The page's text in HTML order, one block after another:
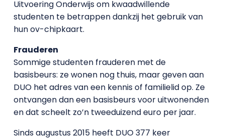
Uitvoering Onderwijs om kwaadwillende
studenten te betrappen dankzij het gebruik van
hun ov-chipkaart.
Frauderen
Sommige studenten frauderen met de
basisbeurs: ze wonen nog thuis, maar geven aan
DUO het adres van een kennis of familielid op. Ze
ontvangen dan een basisbeurs voor uitwonenden
en dat scheelt zo’n tweeduizend euro per jaar.
Sinds augustus 2015 heeft DUO 377 keer